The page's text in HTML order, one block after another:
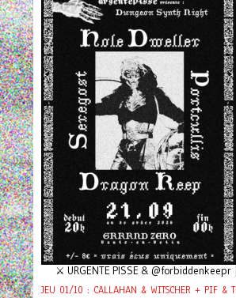
⚔️ URGENTE PISSE & @forbiddenkeepr
JEU 01/10 : CALLAHAN & WITSCHER + PIF &